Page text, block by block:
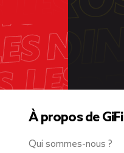
À propos de GiFi
Qui sommes-nous ?